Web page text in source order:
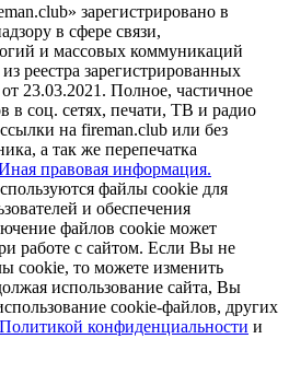
зарегистрировано в
в сфере связи,
и массовых коммуникаций
реестра зарегистрированных
Полное, частичное
в соц. сетях, печати, ТВ и радио
на fireman.club или без
а так же перепечатка
правовая информация.
файлы cookie для
и обеспечения
файлов cookie может
работе с сайтом. Если Вы не
cookie, то можете изменить
использование сайта, Вы
cookie-файлов, других
Политикой конфиденциальности и